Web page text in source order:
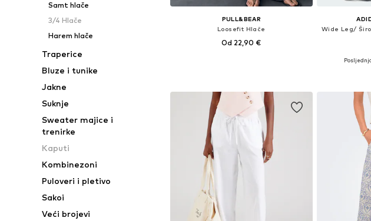
Samt hlače
3/4 Hlače
Harem hlače
Traperice
Bluze i tunike
Jakne
Suknje
Sweater majice i
trenirke
Kaputi
Kombinezoni
Puloveri i pletivo
Sakoi
Veći brojevi
PULL&BEAR
Loosefit Hlače
Od 22,90 €